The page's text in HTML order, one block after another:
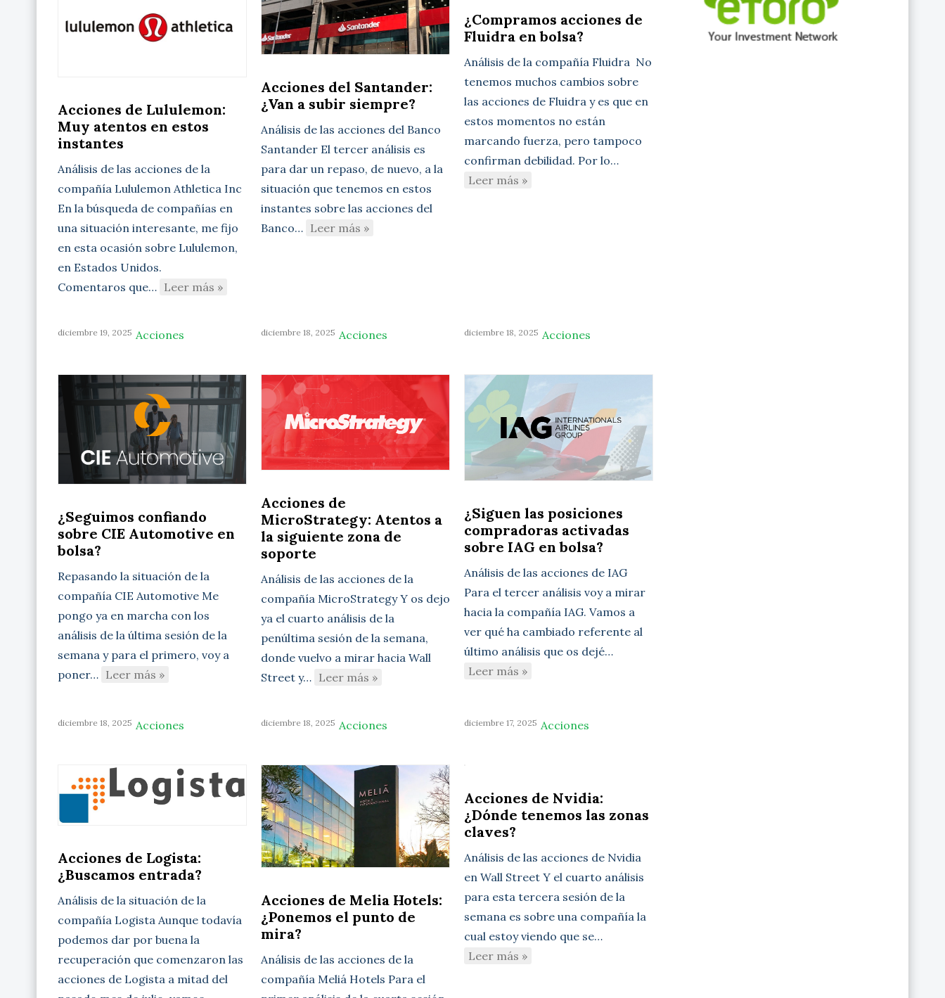
Acciones de Lululemon:
Muy atentos en estos
instantes
Análisis de las acciones de la
compañía Lululemon Athletica Inc
En la búsqueda de compañías en
una situación interesante, me fijo
en esta ocasión sobre Lululemon,
en Estados Unidos.
Comentaros que… Leer más »
Acciones del Santander:
¿Van a subir siempre?
Análisis de las acciones del Banco
Santander El tercer análisis es
para dar un repaso, de nuevo, a la
situación que tenemos en estos
instantes sobre las acciones del
Banco… Leer más »
¿Compramos acciones de
Fluidra en bolsa?
Análisis de la compañía Fluidra No
tenemos muchos cambios sobre
las acciones de Fluidra y es que en
estos momentos no están
marcando fuerza, pero tampoco
confirman debilidad. Por lo…
Leer más »
diciembre 19, 2025 Acciones
¿Seguimos confiando
sobre CIE Automotive en
bolsa?
Repasando la situación de la
compañía CIE Automotive Me
pongo ya en marcha con los
análisis de la última sesión de la
semana y para el primero, voy a
poner… Leer más »
diciembre 18, 2025 Acciones
Acciones de
MicroStrategy: Atentos a
la siguiente zona de
soporte
Análisis de las acciones de la
compañía MicroStrategy Y os dejo
ya el cuarto análisis de la
penúltima sesión de la semana,
donde vuelvo a mirar hacia Wall
Street y… Leer más »
diciembre 18, 2025 Acciones
¿Siguen las posiciones
compradoras activadas
sobre IAG en bolsa?
Análisis de las acciones de IAG
Para el tercer análisis voy a mirar
hacia la compañía IAG. Vamos a
ver qué ha cambiado referente al
último análisis que os dejé…
Leer más »
diciembre 18, 2025 Acciones
Acciones de Logista:
¿Buscamos entrada?
Análisis de la situación de la
compañía Logista Aunque todavía
podemos dar por buena la
recuperación que comenzaron las
acciones de Logista a mitad del
diciembre 18, 2025 Acciones
Acciones de Melia Hotels:
¿Ponemos el punto de
mira?
Análisis de las acciones de la
compañía Meliá Hotels Para el
diciembre 17, 2025 Acciones
Acciones de Nvidia:
¿Dónde tenemos las zonas
claves?
Análisis de las acciones de Nvidia
en Wall Street Y el cuarto análisis
para esta tercera sesión de la
semana es sobre una compañía la
cual estoy viendo que se…
Leer más »